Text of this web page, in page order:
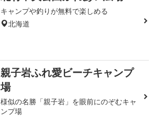
キャンプや釣りが無料で楽しめる
北海道
親子岩ふれ愛ビーチキャンプ
場
様似の名勝「親子岩」を眼前にのぞむキャ
ンプ場